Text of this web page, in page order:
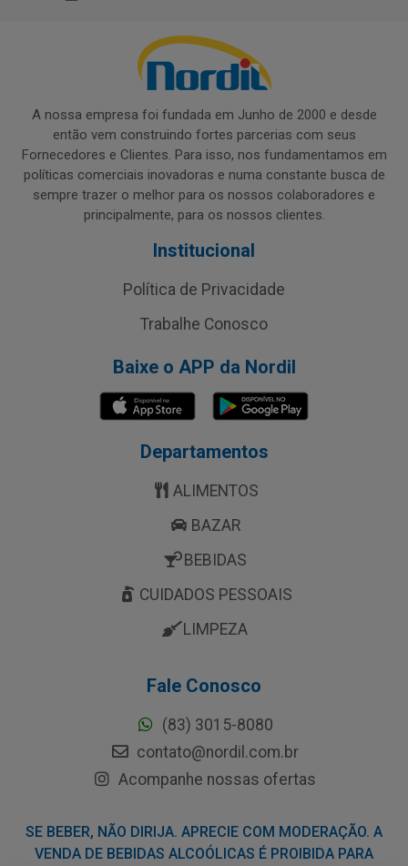
A nossa empresa foi fundada em Junho de 2000 e desde
então vem construindo fortes parcerias com seus
Fornecedores e Clientes. Para isso, nos fundamentamos em
políticas comerciais inovadoras e numa constante busca de
sempre trazer o melhor para os nossos colaboradores e
principalmente, para os nossos clientes.
Institucional
Política de Privacidade
Trabalhe Conosco
Baixe o APP da Nordil
Departamentos
ALIMENTOS
BAZAR
BEBIDAS
CUIDADOS PESSOAIS
LIMPEZA
Fale Conosco
(83) 3015-8080
contato@nordil.com.br
Acompanhe nossas ofertas
SE BEBER, NÃO DIRIJA. APRECIE COM MODERAÇÃO. A
VENDA DE BEBIDAS ALCOÓLICAS É PROIBIDA PARA